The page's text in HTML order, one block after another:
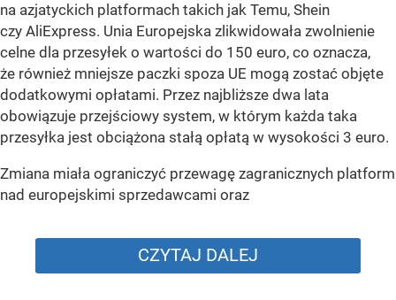
na azjatyckich platformach takich jak Temu, Shein
czy AliExpress. Unia Europejska zlikwidowała zwolnienie
celne dla przesyłek o wartości do 150 euro, co oznacza,
że również mniejsze paczki spoza UE mogą zostać objęte
dodatkowymi opłatami. Przez najbliższe dwa lata
obowiązuje przejściowy system, w którym każda taka
przesyłka jest obciążona stałą opłatą w wysokości 3 euro.
Zmiana miała ograniczyć przewagę zagranicznych platform
nad europejskimi sprzedawcami oraz
CZYTAJ DALEJ